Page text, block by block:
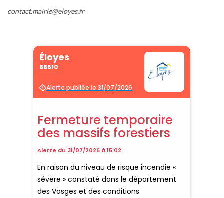
contact.mairie@eloyes.fr